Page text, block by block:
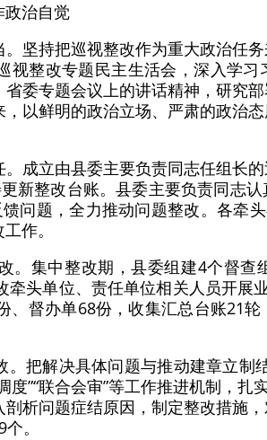
政治自觉
坚持把巡视整改作为重大政治任
视整改专题民主生活会，深入学
委专题会议上的讲话精神，研究
以鲜明的政治立场、严肃的政治
成立由县委主要负责同志任组长
新整改台账。县委主要负责同志
问题，全力推动问题整改。各牵
作。
。集中整改期，县委组建4个督查
头单位、责任单位相关人员开展
、督办单68份，收集汇总台账21
把解决具体问题与推动建章立制
”“联合会审”等工作推进机制，扎
析问题症结原因，制定整改措施
。